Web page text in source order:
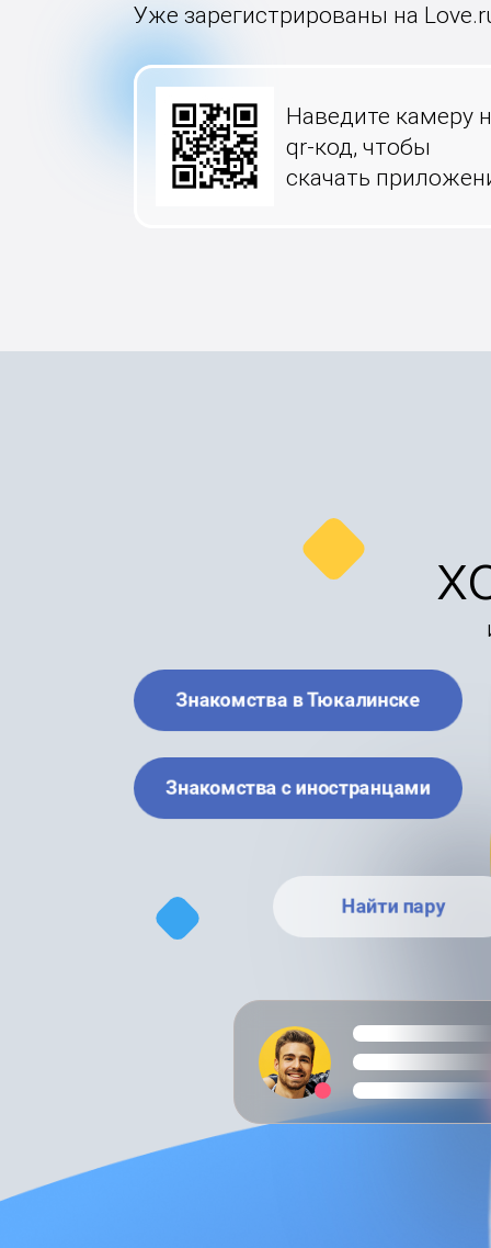
Уже зарегистрированы на
Наведите камеру
qr-код, чтобы
скачать
Знакомства в Тюкалинске
Знакомства с иностранцами
Найти пару